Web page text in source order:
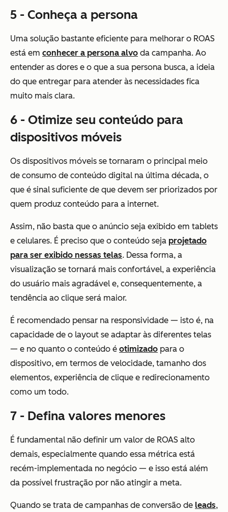
5 - Conheça a persona
Uma solução bastante eficiente para melhorar o ROAS
está em conhecer a persona alvo da campanha. Ao
entender as dores e o que a sua persona busca, a ideia
do que entregar para atender às necessidades fica
muito mais clara.
6 - Otimize seu conteúdo para
dispositivos móveis
Os dispositivos móveis se tornaram o principal meio
de consumo de conteúdo digital na última década, o
que é sinal suficiente de que devem ser priorizados por
quem produz conteúdo para a internet.
Assim, não basta que o anúncio seja exibido em tablets
e celulares. É preciso que o conteúdo seja projetado
para ser exibido nessas telas. Dessa forma, a
visualização se tornará mais confortável, a experiência
do usuário mais agradável e, consequentemente, a
tendência ao clique será maior.
É recomendado pensar na responsividade — isto é, na
capacidade de o layout se adaptar às diferentes telas
— e no quanto o conteúdo é otimizado para o
dispositivo, em termos de velocidade, tamanho dos
elementos, experiência de clique e redirecionamento
como um todo.
7 - Defina valores menores
É fundamental não definir um valor de ROAS alto
demais, especialmente quando essa métrica está
recém-implementada no negócio — e isso está além
da possível frustração por não atingir a meta.
Quando se trata de campanhas de conversão de leads,